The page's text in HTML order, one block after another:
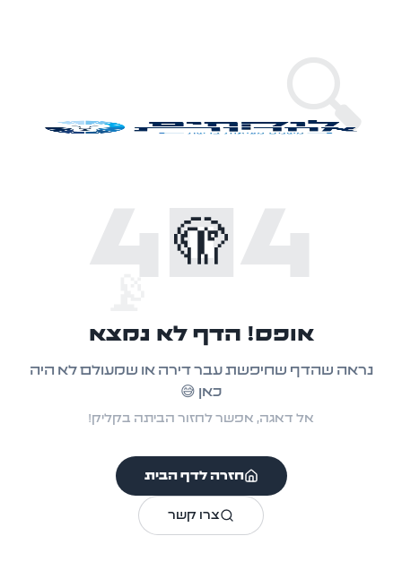
🔍
404
🫣
אופס! הדף לא נמצא
נראה שהדף שחיפשת עבר דירה או שמעולם לא היה
כאן 😅
אל דאגה, אפשר לחזור הביתה בקליק!
חזרה לדף הבית
צרו קשר